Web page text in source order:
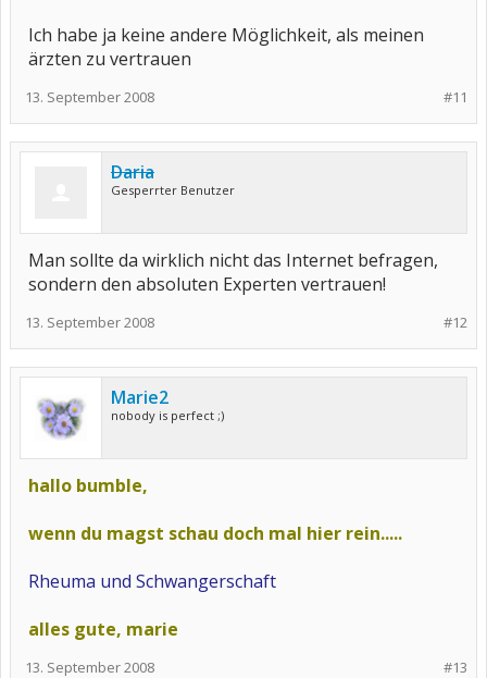
Ich habe ja keine andere Möglichkeit, als meinen
ärzten zu vertrauen
#11
13. September 2008
Daria
Gesperrter Benutzer
Man sollte da wirklich nicht das Internet befragen,
sondern den absoluten Experten vertrauen!
#12
13. September 2008
Marie2
nobody is perfect ;)
hallo bumble,
wenn du magst schau doch mal hier rein.....
Rheuma und Schwangerschaft
alles gute, marie
#13
13. September 2008